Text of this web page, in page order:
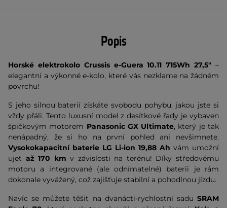
Popis
Horské elektrokolo Crussis e-Guera 10.11 715Wh 27,5" –
elegantní a výkonné e-kolo, které vás nezklame na žádném
povrchu!
S jeho silnou baterií získáte svobodu pohybu, jakou jste si
vždy přáli. Tento luxusní model z desítkové řady je vybaven
špičkovým motorem Panasonic GX Ultimate, který je tak
nenápadný, že si ho na první pohled ani nevšimnete.
Vysokokapacitní baterie LG Li-ion 19,88 Ah vám umožní
ujet až 170 km v závislosti na terénu! Díky středovému
motoru a integrované (ale odnímatelné) baterii je rám
dokonale vyvážený, což zajišťuje stabilní a pohodlnou jízdu.
Navíc se můžete těšit na dvanácti-rychlostní sadu SRAM